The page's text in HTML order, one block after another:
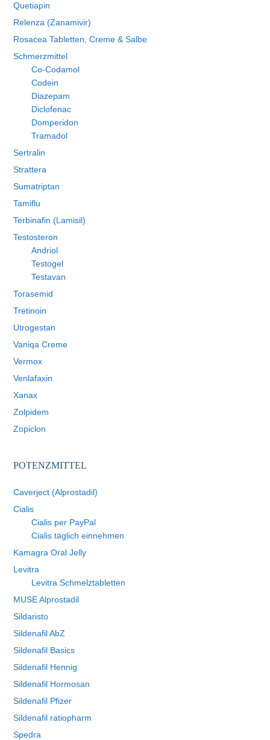
Quetiapin
Relenza (Zanamivir)
Rosacea Tabletten, Creme & Salbe
Schmerzmittel
Co-Codamol
Codein
Diazepam
Diclofenac
Domperidon
Tramadol
Sertralin
Strattera
Sumatriptan
Tamiflu
Terbinafin (Lamisil)
Testosteron
Andriol
Testogel
Testavan
Torasemid
Tretinoin
Utrogestan
Vaniqa Creme
Vermox
Venlafaxin
Xanax
Zolpidem
Zopiclon
POTENZMITTEL
Caverject (Alprostadil)
Cialis
Cialis per PayPal
Cialis täglich einnehmen
Kamagra Oral Jelly
Levitra
Levitra Schmelztabletten
MUSE Alprostadil
Sildaristo
Sildenafil AbZ
Sildenafil Basics
Sildenafil Hennig
Sildenafil Hormosan
Sildenafil Pfizer
Sildenafil ratiopharm
Spedra